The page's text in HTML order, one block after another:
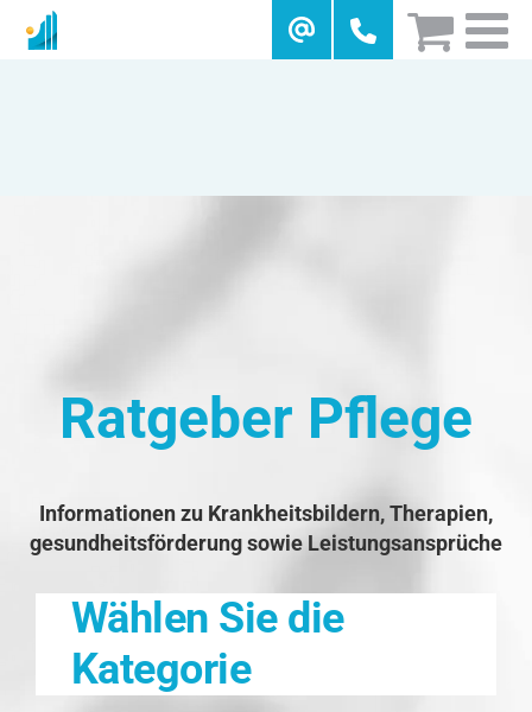
Ratgeber Pflege
Informationen zu Krankheitsbildern, Therapien,
gesundheitsförderung sowie Leistungsansprüche
Wählen Sie die
Kategorie